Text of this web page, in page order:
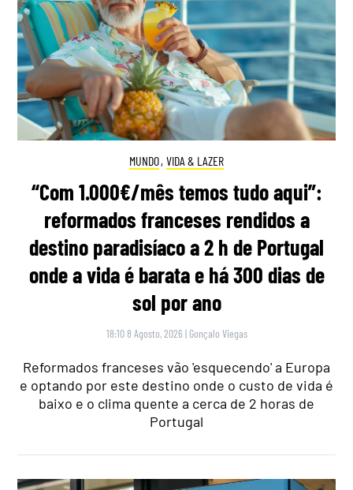
MUNDO, VIDA & LAZER
“Com 1.000€/mês temos tudo aqui”:
reformados franceses rendidos a
destino paradisíaco a 2 h de Portugal
onde a vida é barata e há 300 dias de
sol por ano
18:10 8 Agosto, 2026 | Gonçalo Viegas
Reformados franceses vão 'esquecendo' a Europa
e optando por este destino onde o custo de vida é
baixo e o clima quente a cerca de 2 horas de
Portugal